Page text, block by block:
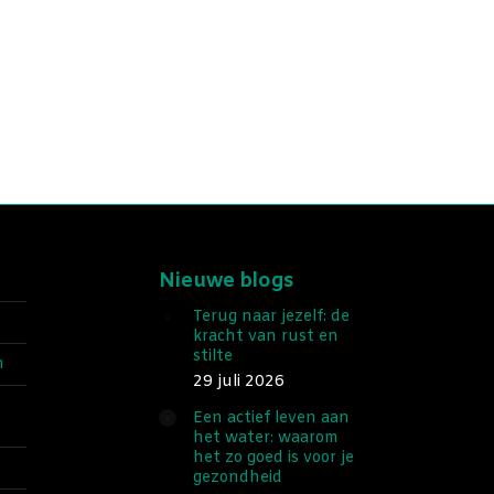
Nieuwe blogs
Terug naar jezelf: de
kracht van rust en
stilte
29 juli 2026
Een actief leven aan
het water: waarom
het zo goed is voor je
gezondheid